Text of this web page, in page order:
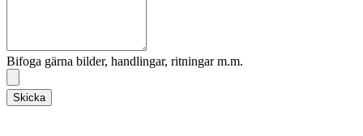
Bifoga gärna bilder, handlingar, ritningar m.m.
Skicka